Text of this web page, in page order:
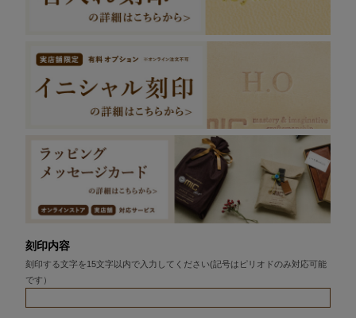
刻印内容
刻印する文字を15文字以内で入力してください(記号はピリオドのみ対応可能
です）